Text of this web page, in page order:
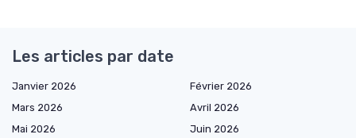
Les articles par date
Janvier 2026
Février 2026
Mars 2026
Avril 2026
Mai 2026
Juin 2026